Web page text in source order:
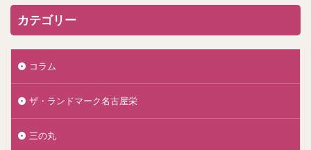
カテゴリー
コラム
ザ・ランドマーク名古屋栄
三の丸